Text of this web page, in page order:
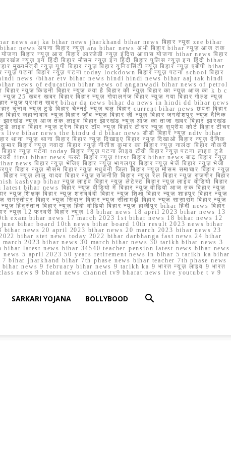
aaj ka bihar news jharkhand bihar news बिहार न्यूस zee bihar
bihar news अपना बिहार न्यूज़ ara bihar news अभी बिहार bihar न्यूज़ आज तक
बिहार न्यूज़ आरा बिहार आरजेडी न्यूज़ इंदिरा आवास योजना bihar news बिहार
न्यूज़ इन हिंदी बिहार मौसम न्यूज़ इन हिंदी बिहार पुलिस न्यूज़ इन हिंदी bihar
मुख्यमंत्री न्यूज़ यूपी बिहार न्यूज़ बिहार यूनिवर्सिटी न्यूज़ बिहार न्यूज़ एबीपी bihar
पटना बिहार न्यूज़ पटना today lockdown बिहार न्यूज़ पटना school बिहार
hindi news /bihar etv bihar news hindi hindi news bihar aaj tak hindi
news of education bihar news of anganwadi bihar news of petrol
न्यूज़ किडनी बिहार न्यूज़ क्या है बिहार की न्यूज़ बिहार का न्यूज़ आज का k b c
25 खबर खबर बिहार बिहार न्यूज़ गोपालगंज बिहार न्यूज़ गया बिहार गोल्ड न्यूज़
बिहार न्यूज़ प्रभात खबर bihar da news bihar da news in hindi dd bihar news
चुनाव न्यूज़ टुडे बिहार चेन्नई न्यूज़ चल बिहार current bihar news छपरा बिहार
जहानाबाद न्यूज़ बिहार जॉब न्यूज़ बिहार ज़ी न्यूज़ बिहार जगदीशपुर न्यूज़ दैनिक
झारखंड न्यूज़ आज तक लाइव बिहार झारखंड न्यूज़ आज का ताजा खबर बिहार झारखंड
बिहार न्यूज़ ट्रेन बिहार टॉप न्यूज़ बिहार टीचर न्यूज़ सुप्रीम कोर्ट बिहार टीचर
live bihar news the hindu d d bihar news डीडी बिहार न्यूज़ ndtv bihar
न्यूज़ थाना बिहार बिहार न्यूज़ दिखाइए बिहार न्यूज़ दिखाओ बिहार न्यूज़ दैनिक
बिहार न्यूज़ नवादा बिहार न्यूज़ नीतीश कुमार का बिहार न्यूज़ नालंदा बिहार नौकरी
न्यूज़ पटना today बिहार न्यूज़ पटना लाइव टीवी बिहार न्यूज़ पटना लाइव टुडे
first bihar news फर्स्ट बिहार न्यूज़ first बिहार bihar news बाढ़ बिहार न्यूज़
news बिहार न्यूज़ भेजिए बिहार न्यूज़ भागलपुर बिहार न्यूज़ भेजें बिहार न्यूज़ भेजो
बिहार न्यूज़ मौसम बिहार न्यूज़ मधुबनी जिला बिहार न्यूज़ मौसम समाचार बिहार न्यूज़
न्यूज़ लालू यादव बिहार न्यूज़ राजनीति बिहार न्यूज़ रेल बिहार न्यूज़ राजगीर बिहार
kashyap bihar न्यूज़ लाइव बिहार न्यूज़ लेटेस्ट बिहार न्यूज़ लाइव वीडियो बिहार
bihar news बिहार न्यूज़ वीडियो में बिहार न्यूज़ वीडियो आज तक बिहार न्यूज़
न्यूज़ शिक्षक बिहार न्यूज़ शराबबंदी बिहार न्यूज़ शिक्षा बिहार न्यूज़ शाहपुर बिहार न्यूज़
बिहार न्यूज़ सिवान बिहार न्यूज़ सीतामढ़ी बिहार न्यूज़ सासाराम बिहार न्यूज़
हिंदुस्तान बिहार न्यूज़ हिंदी वीडियो बिहार न्यूज़ हाजीपुर bihar हिंदी news बिहार
बिहार न्यूज़ 12 फरवरी बिहार न्यूज़ 18 bihar news 18 april 2023 bihar news 13
exam bihar news 17 march 2023 1st bihar news 18 bihar news 12
bihar board 10th news bihar board 10th result 2023 news bihar
bihar news 20 april 2023 bihar news 20 march 2023 bihar news 23
bihar stet news today 2022 bihar darbhanga fast news 24 bihar
2023 bihar news 30 march bihar news 30 tarikh bihar news 3
latest news bihar 34540 teacher pension latest news bihar news
5 april 2023 50 years retirement news in bihar 5 tarikh ka bihar
jharkhand bihar 7th phase news bihar teacher 7th phase news
news 9 february bihar news 9 tarikh ka 9 भारत न्यूज़ लाइव 9 भारत
news 9 bharat news channel tv9 bharat news live youtube t v 9
SARKARI YOJANA BOLLYBOOD